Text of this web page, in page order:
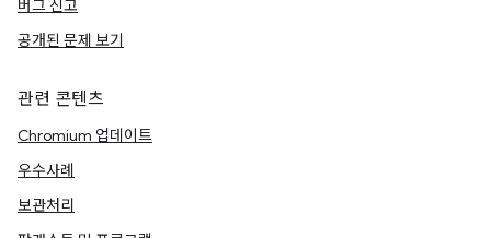
버그 신고
공개된 문제 보기
관련 콘텐츠
Chromium 업데이트
우수사례
보관처리